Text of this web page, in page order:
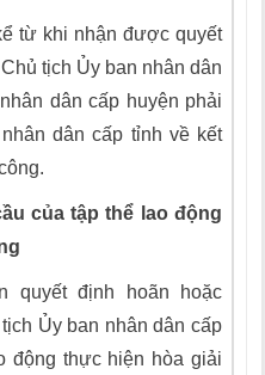
từ khi nhận được quyết
tịch Ủy ban nhân dân
dân cấp huyện phải
dân cấp tỉnh về kết
của tập thể lao động
quyết định hoãn hoặc
Ủy ban nhân dân cấp
động thực hiện hòa giải